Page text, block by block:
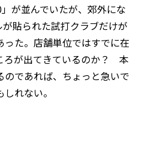
が並んでいたが、郊外にな
貼られた試打クラブだけが
った。店舗単位ではすでに在
ろが出てきているのか？ 本
であれば、ちょっと急いで
れない。